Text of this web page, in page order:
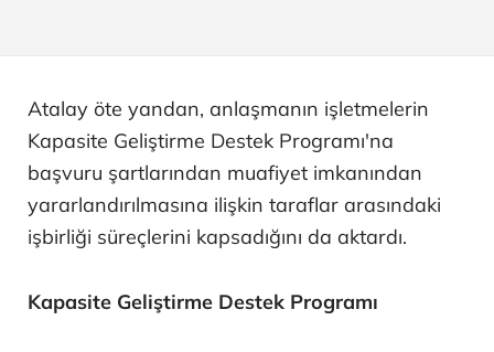
Atalay öte yandan, anlaşmanın işletmelerin
Kapasite Geliştirme Destek Programı'na
başvuru şartlarından muafiyet imkanından
yararlandırılmasına ilişkin taraflar arasındaki
işbirliği süreçlerini kapsadığını da aktardı.
Kapasite Geliştirme Destek Programı